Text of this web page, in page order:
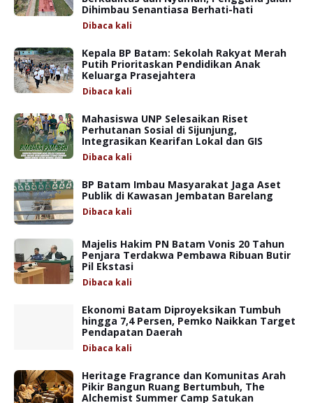
Dihimbau Senantiasa Berhati-hati
Dibaca kali
Kepala BP Batam: Sekolah Rakyat Merah
Putih Prioritaskan Pendidikan Anak
Keluarga Prasejahtera
Dibaca kali
Mahasiswa UNP Selesaikan Riset
Perhutanan Sosial di Sijunjung,
Integrasikan Kearifan Lokal dan GIS
Dibaca kali
BP Batam Imbau Masyarakat Jaga Aset
Publik di Kawasan Jembatan Barelang
Dibaca kali
Majelis Hakim PN Batam Vonis 20 Tahun
Penjara Terdakwa Pembawa Ribuan Butir
Pil Ekstasi
Dibaca kali
Ekonomi Batam Diproyeksikan Tumbuh
hingga 7,4 Persen, Pemko Naikkan Target
Pendapatan Daerah
Dibaca kali
Heritage Fragrance dan Komunitas Arah
Pikir Bangun Ruang Bertumbuh, The
Alchemist Summer Camp Satukan